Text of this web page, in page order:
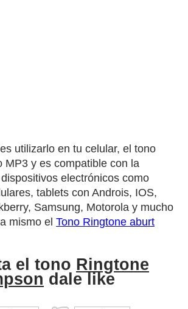
utilizarlo en tu celular, el tono
MP3 y es compatible con la
electrónicos como
tablets con Androis, IOS,
Samsung, Motorola y mucho
mismo el Tono Ringtone aburt
el tono Ringtone
dale like